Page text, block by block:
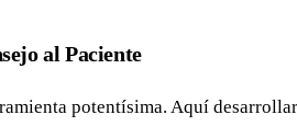
al Paciente
potentísima. Aquí